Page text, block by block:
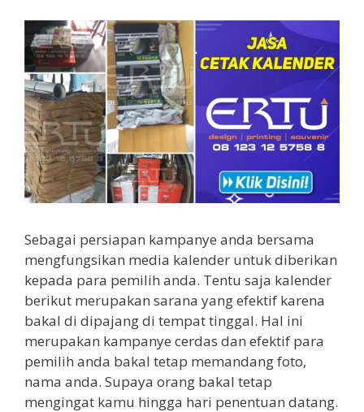
Sebagai persiapan kampanye anda bersama
mengfungsikan media kalender untuk diberikan
kepada para pemilih anda. Tentu saja kalender
berikut merupakan sarana yang efektif karena
bakal di dipajang di tempat tinggal. Hal ini
merupakan kampanye cerdas dan efektif para
pemilih anda bakal tetap memandang foto,
nama anda. Supaya orang bakal tetap
mengingat kamu hingga hari penentuan datang.